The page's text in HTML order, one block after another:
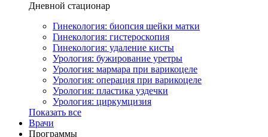
Дневной стационар
Гинекология: биопсия шейки матки
Гинекология: гистероскопия
Гинекология: удаление кисты
Урология: бужирование уретры
Урология: мармара при варикоцеле
Урология: операция при варикоцеле
Урология: пластика уздечки
Урология: циркумцизия
Показать все
Врачи
Программы